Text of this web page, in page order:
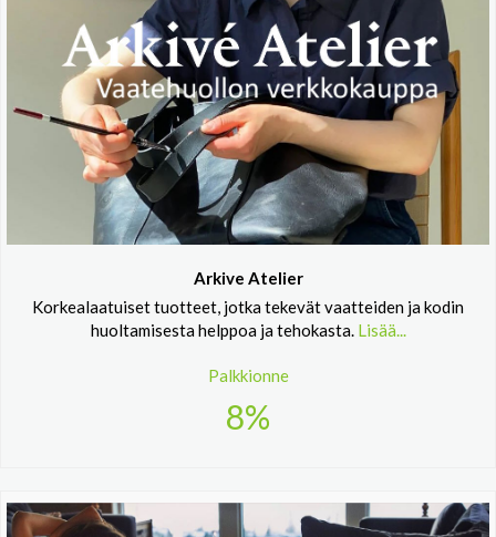
Arkive Atelier
Korkealaatuiset tuotteet, jotka tekevät vaatteiden ja kodin
huoltamisesta helppoa ja tehokasta. Lisää...
Palkkionne
8%